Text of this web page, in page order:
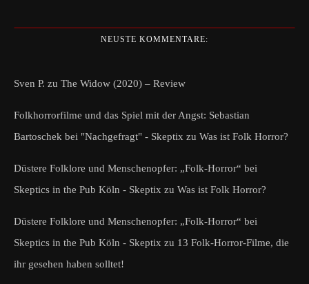
NEUSTE KOMMENTARE:
Sven P. zu The Widow (2020) – Review
Folkhorrorfilme und das Spiel mit der Angst: Sebastian
Bartoschek bei "Nachgefragt" - Skeptix zu Was ist Folk Horror?
Düstere Folklore und Menschenopfer: „Folk-Horror“ bei
Skeptics in the Pub Köln - Skeptix zu Was ist Folk Horror?
Düstere Folklore und Menschenopfer: „Folk-Horror“ bei
Skeptics in the Pub Köln - Skeptix zu 13 Folk-Horror-Filme, die
ihr gesehen haben solltet!